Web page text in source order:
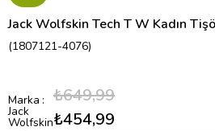
Jack Wolfskin Tech T W Kadın
(1807121-4076)
Marka :
Jack
Wolfskin
₺649,99
₺454,99